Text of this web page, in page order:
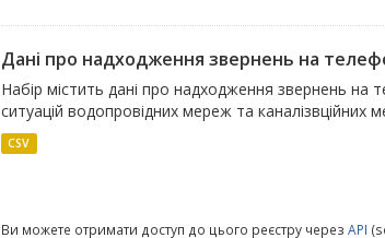
Дані про надходження звернень на
Набір містить дані про надходження звернень на
ситуацій водопровідних мереж та каналізвційних
CSV
Ви можете отримати доступ до цього реєстру через API